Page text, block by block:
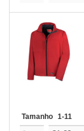
Tamanho 1-11